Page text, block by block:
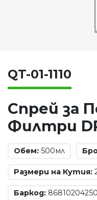
Спрей за
Филтри
QT-01-1110
Обем: 500мл
Размери на Кутия:
Баркод: